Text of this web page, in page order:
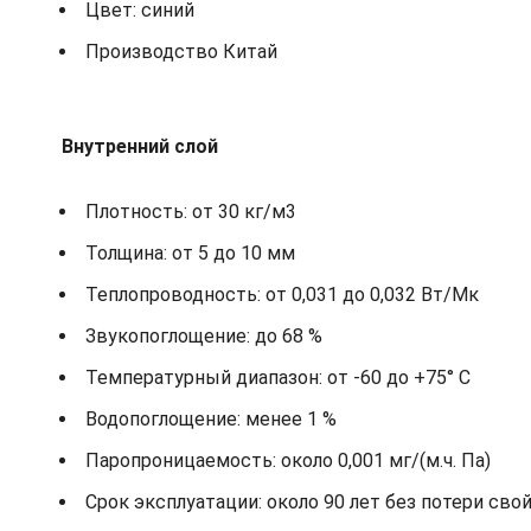
Цвет: синий
Производство Китай
Внутренний слой
Плотность: от 30 кг/м3
Толщина: от 5 до 10 мм
Теплопроводность: от 0,031 до 0,032 Вт/Мк
Звукопоглощение: до 68 %
Температурный диапазон: от -60 до +75° С
Водопоглощение: менее 1 %
Паропроницаемость: около 0,001 мг/(м.ч. Па)
Срок эксплуатации: около 90 лет без потери